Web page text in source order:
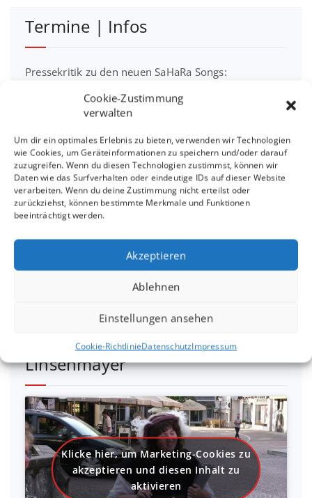
Cookie-Zustimmung
verwalten
Um dir ein optimales Erlebnis zu bieten, verwenden wir Technologien
wie Cookies, um Geräteinformationen zu speichern und/oder darauf
zuzugreifen. Wenn du diesen Technologien zustimmst, können wir
Daten wie das Surfverhalten oder eindeutige IDs auf dieser Website
verarbeiten. Wenn du deine Zustimmung nicht erteilst oder
zurückziehst, können bestimmte Merkmale und Funktionen
beeinträchtigt werden.
Akzeptieren
Ablehnen
Einstellungen ansehen
Cookie-RichtlinieDatenschutzImpressum
Termine | Infos
Pressekritik zu den neuen SaHaRa Songs:
30.7. SaHaRa im Jesinger Hof mit Gast
25.7. Teckcenter Kirchheim unter Teck
Gartenlesung am 26.7.2026 in Oberndorf N.
Das gibt es im Juli
26.04. im Café Kulturpark RT-Nord
16.04. in der Kaffeerösterei Rudolph Metzingen
Interview mit Sandra
Linsenmayer
Klicke hier, um Marketing-Cookies zu
akzeptieren und diesen Inhalt zu
aktivieren